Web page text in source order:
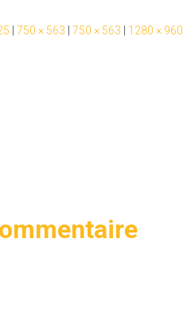
750 × 563 750 × 563 1280 × 960